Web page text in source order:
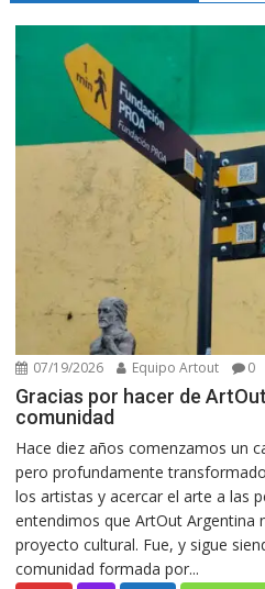
07/19/2026 Equipo Artout 0
Gracias por hacer de
comunidad
Hace diez años comenzamos un
pero profundamente
los artistas y acercar el arte a las
entendimos que ArtOut Argentina
proyecto cultural. Fue, y sigue
comunidad formada por...